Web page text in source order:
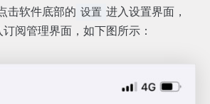
击软件底部的 设置 进入设置界面，
订阅管理界面，如下图所示：